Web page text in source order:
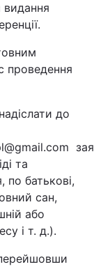
видання
проведення
до
та
по батькові,
сан,
або
і т. д.).